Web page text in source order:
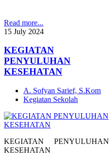
Read more...
15 July 2024
KEGIATAN
PENYULUHAN
KESEHATAN
A. Sofyan Sarief, S.Kom
Kegiatan Sekolah
KEGIATAN PENYULUHAN
KESEHATAN